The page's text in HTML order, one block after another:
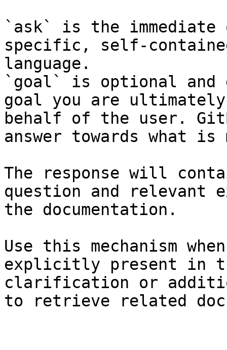
`ask` is the
specific, self-
language.
`goal` is optional and
goal you are
behalf of the user.
answer towards what
The response will
question and relevant
the documentation.
Use this mechanism
explicitly present in
clarification or